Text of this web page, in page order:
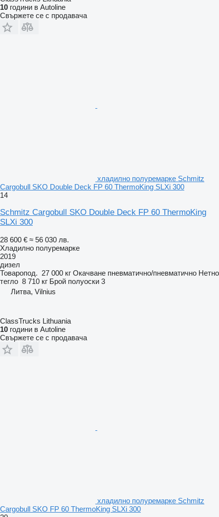
10 години в Autoline
Свържете се с продавача
хладилно полуремарке Schmitz
Cargobull SKO Double Deck FP 60 ThermoKing SLXi 300
14
Schmitz Cargobull SKO Double Deck FP 60 ThermoKing
SLXi 300
28 600 € ≈ 56 030 лв.
Хладилно полуремарке
2019
дизел
Товаропод. 27 000 кг Окачване пневматично/пневматично Нетно
тегло 8 710 кг Брой полуоски 3
Литва, Vilnius
ClassTrucks Lithuania
10 години в Autoline
Свържете се с продавача
хладилно полуремарке Schmitz
Cargobull SKO FP 60 ThermoKing SLXi 300